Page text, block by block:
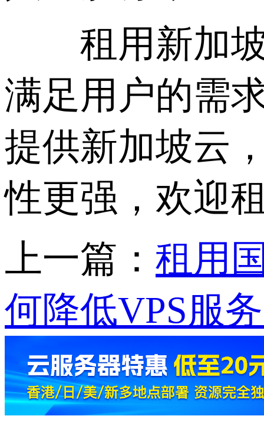
租用新加坡
满足用户的需
提供新加坡云
性更强，欢迎
上一篇： 租用
何降低VPS服